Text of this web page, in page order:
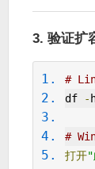
3. 验证扩
#
df
-
#
打开"